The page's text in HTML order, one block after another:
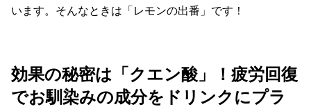
います。そんなときは「レモンの出番」です！
効果の秘密は「クエン酸」！疲労回復
でお馴染みの成分をドリンクにプラ